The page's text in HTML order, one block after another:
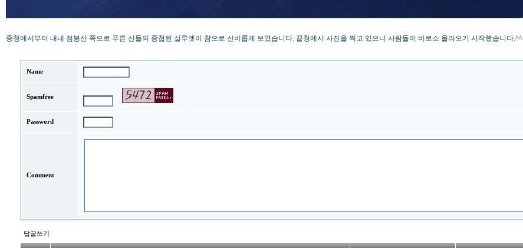
중청에서부터 내내 점봉산 쪽으로 푸른 산들의 중첩된 실루엣이 참으로 신비롭게 보였습니다. 끝청에서 사진을 찍고 있으니 사람들이 비로소 올라오기 시작했습니다.^^
Name
Spamfree
Password
Comment
답글쓰기